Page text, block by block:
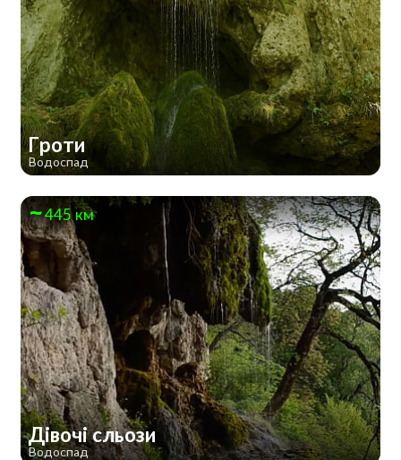
Гроти
Водоспад
445 км
Дівочі сльози
Водоспад